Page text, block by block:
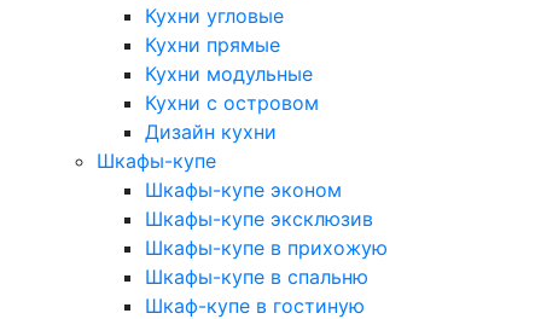
Кухни угловые
Кухни прямые
Кухни модульные
Кухни с островом
Дизайн кухни
Шкафы-купе
Шкафы-купе эконом
Шкафы-купе эксклюзив
Шкафы-купе в прихожую
Шкафы-купе в спальню
Шкаф-купе в гостиную